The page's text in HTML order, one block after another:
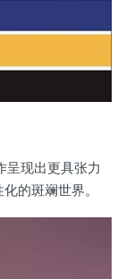
呈现出更具张力
的斑斓世界。